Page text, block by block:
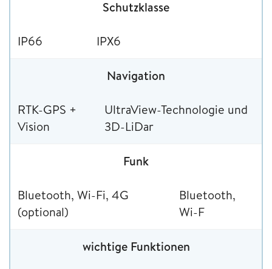
Schutzklasse
IP66 IPX6
Navigation
RTK-GPS +
Vision
UltraView-Technologie und
3D-LiDar
Funk
Bluetooth, Wi-Fi, 4G
(optional)
Bluetooth,
Wi-F
wichtige Funktionen